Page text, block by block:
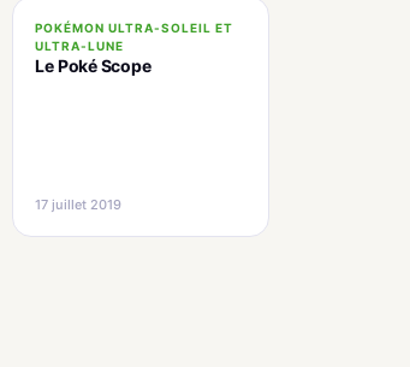
POKÉMON ULTRA-SOLEIL ET
ULTRA-LUNE
Le Poké Scope
17 juillet 2019